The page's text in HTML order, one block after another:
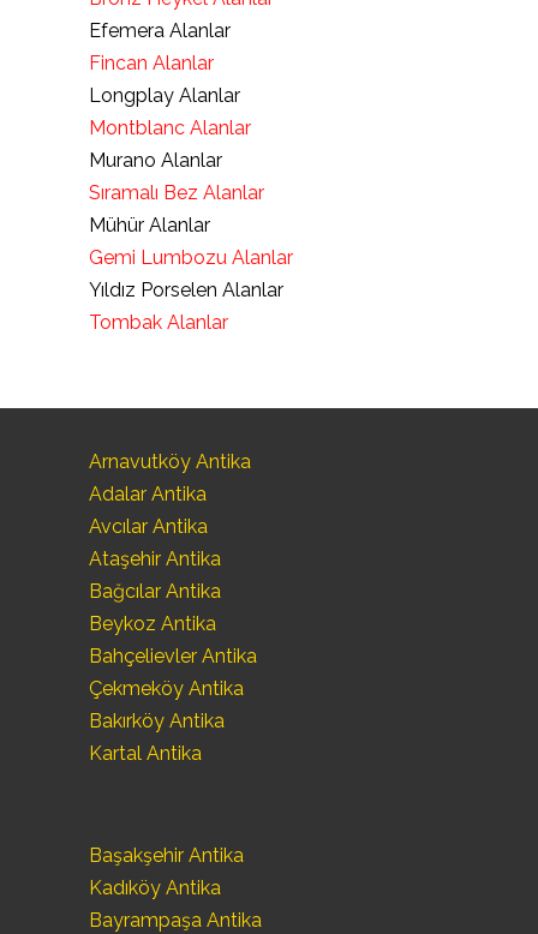
Efemera Alanlar
Fincan Alanlar
Longplay Alanlar
Montblanc Alanlar
Murano Alanlar
Sıramalı Bez Alanlar
Mühür Alanlar
Gemi Lumbozu Alanlar
Yıldız Porselen Alanlar
Tombak Alanlar
Arnavutköy Antika
Adalar Antika
Avcılar Antika
Ataşehir Antika
Bağcılar Antika
Beykoz Antika
Bahçelievler Antika
Çekmeköy Antika
Bakırköy Antika
Kartal Antika
Başakşehir Antika
Kadıköy Antika
Bayrampaşa Antika